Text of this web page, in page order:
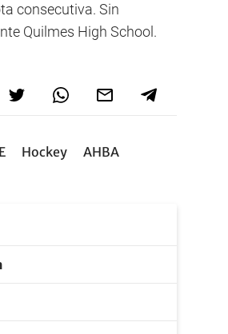
consecutiva. Sin
Quilmes High School.
Hockey
AHBA